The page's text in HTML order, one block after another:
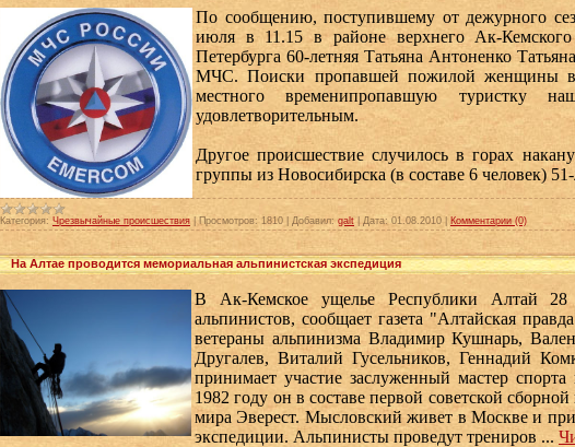
По сообщению, поступившему от дежурного
июля в 11.15 в районе верхнего Ак-Кемского
Петербурга 60-летняя Татьяна Антоненко
МЧС. Поиски пропавшей пожилой женщины
местного временипропавшую туристку
удовлетворительным.
Другое происшествие случилось в горах
группы из Новосибирска (в составе 6 человек)
Категория: Чрезвычайные происшествия Просмотров: 1810 Добавил: galt Дата: 01.08.2010 Комментарии (0)
На Алтае проводится мемориальная альпинистская экспедиция
В Ак-Кемское ущелье Республики Алтай 28
альпинистов, сообщает газета "Алтайская
ветераны альпинизма Владимир Кушнарь,
Другалев, Виталий Гусельников, Геннадий
принимает участие заслуженный мастер
1982 году он в составе первой советской
мира Эверест. Мысловский живет в Москве и
экспедиции. Альпинисты проведут трениров ...